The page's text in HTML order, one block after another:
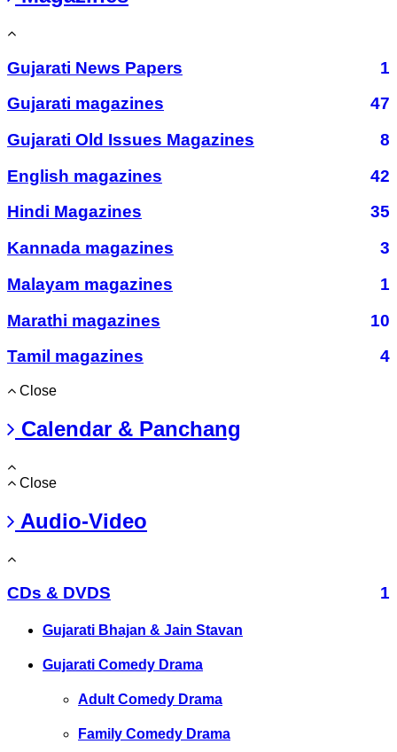
Gujarati News Papers
1
Gujarati magazines
47
Gujarati Old Issues Magazines
8
English magazines
42
Hindi Magazines
35
Kannada magazines
3
Malayam magazines
1
Marathi magazines
10
Tamil magazines
4
Close
Calendar & Panchang
Close
Audio-Video
CDs & DVDS 1
Gujarati Bhajan & Jain Stavan
Gujarati Comedy Drama
Adult Comedy Drama
Family Comedy Drama